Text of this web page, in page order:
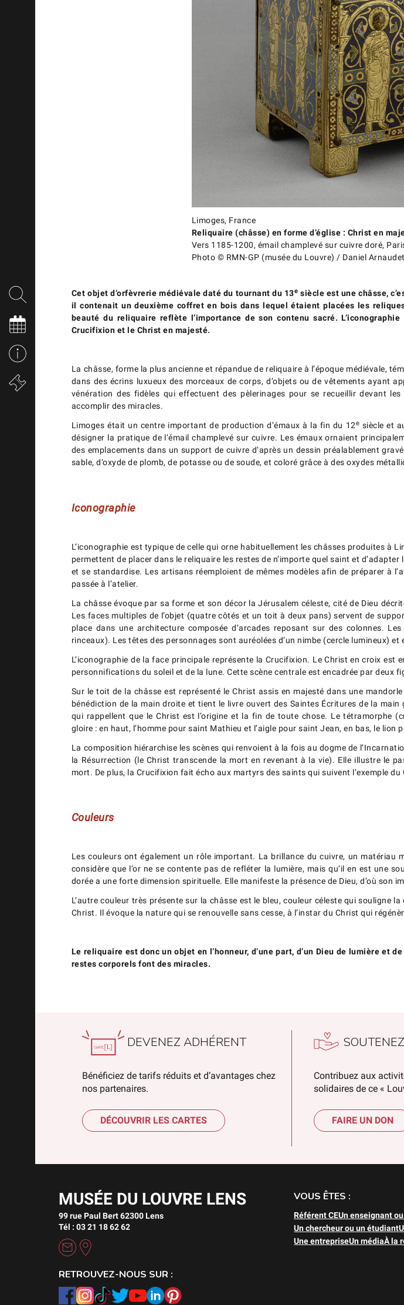
Limoges, France
Reliquaire (châsse) en forme d’église : Christ en
Vers 1185-1200, émail champlevé sur cuivre doré,
Photo © RMN-GP (musée du Louvre) / Daniel Arnaudet
Cet objet d’orfèvrerie médiévale daté du tournant du 13esiècle est une châsse,
il contenait un deuxième coffret en bois dans lequel étaient placées les
beauté du reliquaire reflète l’importance de son contenu sacré.
Crucifixion et le Christ en majesté.
La châsse, forme la plus ancienne et répandue de reliquaire à l’époque médiévale,
dans des écrins luxueux des morceaux de corps, d’objets ou de vêtements ayant
vénération des fidèles qui effectuent des pèlerinages pour se recueillir devant
accomplir des miracles.
Limoges était un centre important de production d’émaux à la fin du 12e siècle et
désigner la pratique de l’émail champlevé sur cuivre. Les émaux ornaient
des emplacements dans un support de cuivre d’après un dessin préalablement
sable, d’oxyde de plomb, de potasse ou de soude, et coloré grâce à des oxydes
Iconographie
L’iconographie est typique de celle qui orne habituellement les châsses produites à
permettent de placer dans le reliquaire les restes de n’importe quel saint et
et se standardise. Les artisans réemploient de mêmes modèles afin de préparer à
passée à l’atelier.
La châsse évoque par sa forme et son décor la Jérusalem céleste, cité de Dieu
Les faces multiples de l’objet (quatre côtés et un toit à deux pans) servent de
place dans une architecture composée d’arcades reposant sur des colonnes.
rinceaux). Les têtes des personnages sont auréolées d’un nimbe (cercle lumineux)
L’iconographie de la face principale représente la Crucifixion. Le Christ en croix
personnifications du soleil et de la lune. Cette scène centrale est encadrée par deux
Sur le toit de la châsse est représenté le Christ assis en majesté dans une
bénédiction de la main droite et tient le livre ouvert des Saintes Écritures de la main
qui rappellent que le Christ est l’origine et la fin de toute chose. Le tétramorphe
gloire : en haut, l’homme pour saint Mathieu et l’aigle pour saint Jean, en bas, le
La composition hiérarchise les scènes qui renvoient à la fois au dogme de
la Résurrection (le Christ transcende la mort en revenant à la vie). Elle illustre le
mort. De plus, la Crucifixion fait écho aux martyrs des saints qui suivent l’exemple
Couleurs
Les couleurs ont également un rôle important. La brillance du cuivre, un matériau
considère que l’or ne se contente pas de refléter la lumière, mais qu’il en est une
dorée a une forte dimension spirituelle. Elle manifeste la présence de Dieu, d’où son
L’autre couleur très présente sur la châsse est le bleu, couleur céleste qui souligne
Christ. Il évoque la nature qui se renouvelle sans cesse, à l’instar du Christ qui
Le reliquaire est donc un objet en l’honneur, d’une part, d’un Dieu de lumière
restes corporels font des miracles.
DEVENEZ ADHÉRENT
Bénéficiez de tarifs réduits et d’avantages chez
nos partenaires.
DÉCOUVRIR LES CARTES
Contribuez aux
solidaires de ce «
FAIRE UN DON
MUSÉE DU LOUVRE LENS
99 rue Paul Bert 62300 Lens
Tél : 03 21 18 62 62
RETROUVEZ-NOUS SUR :
VOUS ÊTES :
Référent CEUn enseignant
Un chercheur ou un étudiant
Une entrepriseUn médiaÀ la